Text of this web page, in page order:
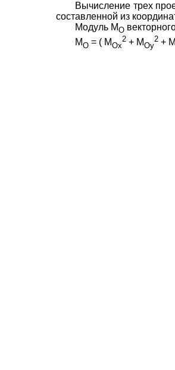
Вычисление трех
составленной из
Модуль MO
MO = ( MOx
2 + MOy
2 +